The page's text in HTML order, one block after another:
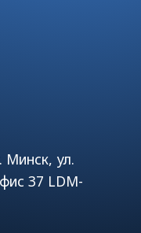
Минск, ул.
37 LDM-